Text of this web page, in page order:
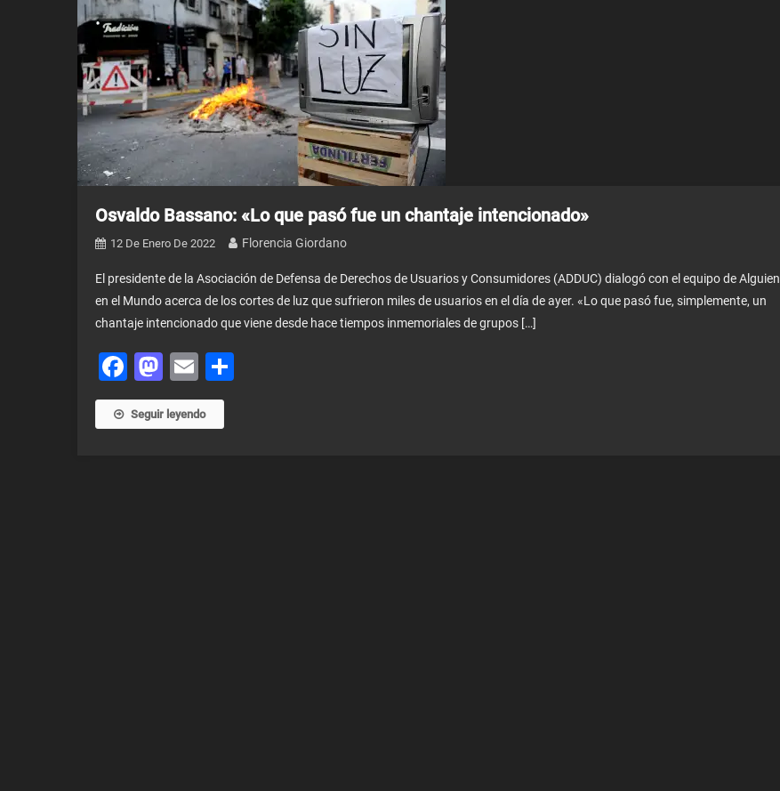
Osvaldo Bassano: «Lo que pasó fue un chantaje intencionado»
12 De Enero De 2022 Florencia Giordano
El presidente de la Asociación de Defensa de Derechos de Usuarios y Consumidores (ADDUC) dialogó con el equipo de Alguien
en el Mundo acerca de los cortes de luz que sufrieron miles de usuarios en el día de ayer. «Lo que pasó fue, simplemente, un
chantaje intencionado que viene desde hace tiempos inmemoriales de grupos […]
Facebook
Mastodon
Email
Seguir leyendo